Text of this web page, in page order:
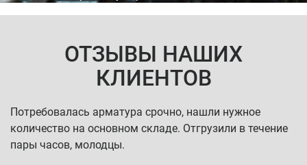
ОТЗЫВЫ НАШИХ
КЛИЕНТОВ
Потребовалась арматура срочно, нашли нужное
количество на основном складе. Отгрузили в течение
пары часов, молодцы.